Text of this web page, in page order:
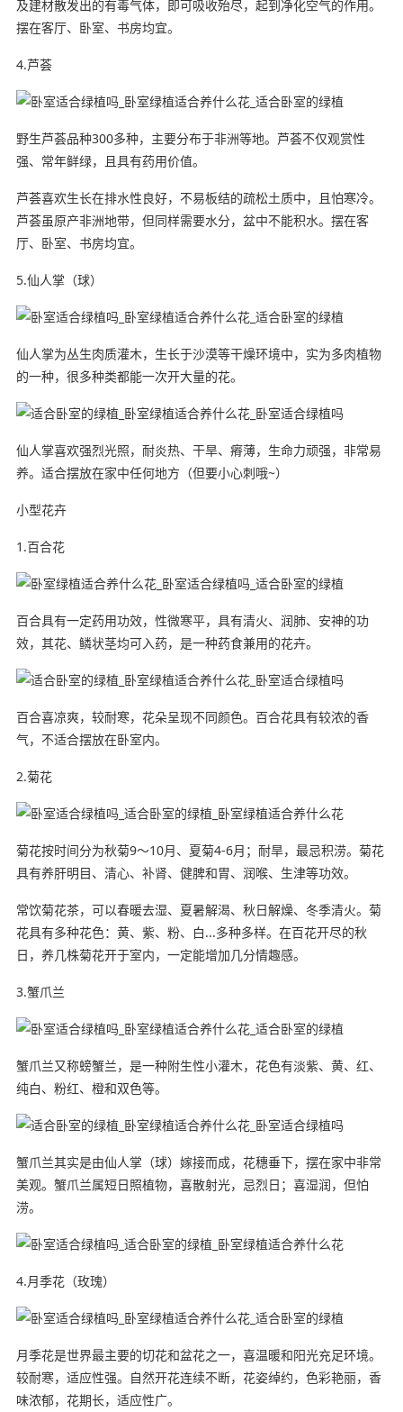
及建材散发出的有毒气体，即可吸收殆尽，起到净化空气的作用。
摆在客厅、卧室、书房均宜。
4.芦荟
野生芦荟品种300多种，主要分布于非洲等地。芦荟不仅观赏性
强、常年鲜绿，且具有药用价值。
芦荟喜欢生长在排水性良好，不易板结的疏松土质中，且怕寒冷。
芦荟虽原产非洲地带，但同样需要水分，盆中不能积水。摆在客
厅、卧室、书房均宜。
5.仙人掌（球）
仙人掌为丛生肉质灌木，生长于沙漠等干燥环境中，实为多肉植物
的一种，很多种类都能一次开大量的花。
仙人掌喜欢强烈光照，耐炎热、干旱、瘠薄，生命力顽强，非常易
养。适合摆放在家中任何地方（但要小心刺哦~）
小型花卉
1.百合花
百合具有一定药用功效，性微寒平，具有清火、润肺、安神的功
效，其花、鳞状茎均可入药，是一种药食兼用的花卉。
百合喜凉爽，较耐寒，花朵呈现不同颜色。百合花具有较浓的香
气，不适合摆放在卧室内。
2.菊花
菊花按时间分为秋菊9～10月、夏菊4-6月；耐旱，最忌积涝。菊花
具有养肝明目、清心、补肾、健脾和胃、润喉、生津等功效。
常饮菊花茶，可以春暖去湿、夏暑解渴、秋日解燥、冬季清火。菊
花具有多种花色：黄、紫、粉、白...多种多样。在百花开尽的秋
日，养几株菊花开于室内，一定能增加几分情趣感。
3.蟹爪兰
蟹爪兰又称螃蟹兰，是一种附生性小灌木，花色有淡紫、黄、红、
纯白、粉红、橙和双色等。
蟹爪兰其实是由仙人掌（球）嫁接而成，花穗垂下，摆在家中非常
美观。蟹爪兰属短日照植物，喜散射光，忌烈日；喜湿润，但怕
涝。
4.月季花（玫瑰）
月季花是世界最主要的切花和盆花之一，喜温暖和阳光充足环境。
较耐寒，适应性强。自然开花连续不断，花姿绰约，色彩艳丽，香
味浓郁，花期长，适应性广。